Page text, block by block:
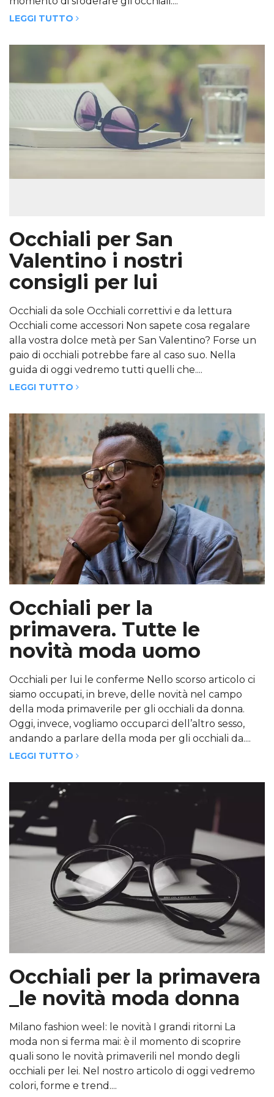
LEGGI TUTTO
Occhiali per San
Valentino i nostri
consigli per lui
Occhiali da sole Occhiali correttivi e da lettura
Occhiali come accessori Non sapete cosa regalare
alla vostra dolce metà per San Valentino? Forse un
paio di occhiali potrebbe fare al caso suo. Nella
guida di oggi vedremo tutti quelli che....
LEGGI TUTTO
Occhiali per la
primavera. Tutte le
novità moda uomo
Occhiali per lui le conferme Nello scorso articolo ci
siamo occupati, in breve, delle novità nel campo
della moda primaverile per gli occhiali da donna.
Oggi, invece, vogliamo occuparci dell’altro sesso,
andando a parlare della moda per gli occhiali da....
LEGGI TUTTO
Occhiali per la primavera
_le novità moda donna
Milano fashion weel: le novità I grandi ritorni La
moda non si ferma mai: è il momento di scoprire
quali sono le novità primaverili nel mondo degli
occhiali per lei. Nel nostro articolo di oggi vedremo
colori, forme e trend....